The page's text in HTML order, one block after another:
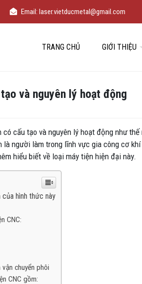
Email: laser.vietducmetal@gmail.com
TRANG CHỦ GIỚI THIỆU
và nguyên lý hoạt động
có cấu tạo và nguyên lý hoạt động như
là người làm trong lĩnh vực gia công cơ
hiểu biết về loại máy tiện hiện đại này.
hình thức này
CNC:
chuyển phôi
CNC gồm: